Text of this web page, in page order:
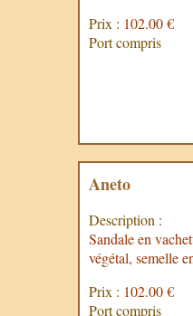
Prix : 102.00 €
Port compris
Aneto
Description :
Sandale en
végétal, semelle
Prix : 102.00 €
Port compris